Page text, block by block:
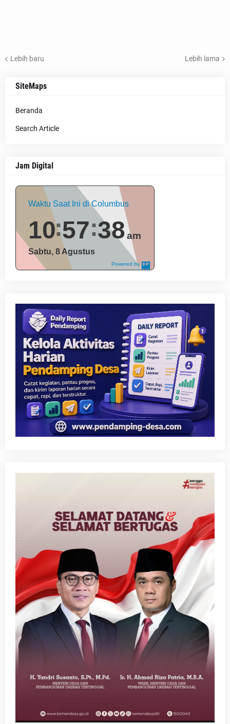
Lebih baru Lebih lama
SiteMaps
Beranda
Search Article
Jam Digital
Powered by
DaysPedia.c
Waktu Saat Ini di Columbus
10 57 39 am
Sabtu, 8 Agustus